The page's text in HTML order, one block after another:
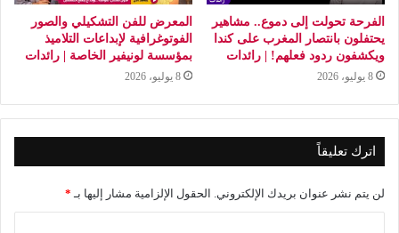
الفرحة تحولت إلى دموع.. مشاهير
يحتفلون بانتصار المغرب على كندا
ويكشفون ردود فعلهم! | رائدات
8 يوليو، 2026
المعرض للفن التشكيلي والصور
الفوتوغرافية لإبداعات التلاميذ
بمؤسسة لونيفير الخاصة | رائدات
8 يوليو، 2026
اترك تعليقاً
لن يتم نشر عنوان بريدك الإلكتروني. الحقول الإلزامية مشار إليها بـ *